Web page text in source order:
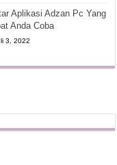
Aplikasi Adzan Pc Yang
Anda Coba
3, 2022